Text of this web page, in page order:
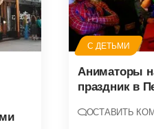
С ДЕТЬМИ
Аниматоры
праздник в
ОСТАВИТЬ